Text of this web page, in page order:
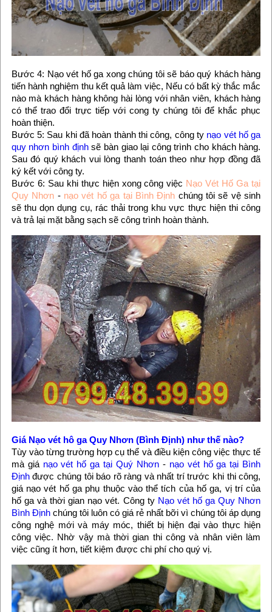
Bước 4: Nạo vét hố ga xong chúng tôi sẽ báo quý khách hàng
tiến hành nghiệm thu kết quả làm việc, Nếu có bất kỳ thắc mắc
nào mà khách hàng không hài lòng với nhân viên, khách hàng
có thể trao đổi trực tiếp với cong ty chúng tôi để khắc phục
hoàn thiện.
Bước 5: Sau khi đã hoàn thành thi công, công ty nạo vét hố ga
quy nhơn bình địnhsẽ bàn giao lại công trình cho khách hàng.
Sau đó quý khách vui lòng thanh toán theo như hợp đồng đã
ký kết với công ty.
Bước 6: Sau khi thực hiện xong công việc Nạo Vét Hố Ga tại
Quy Nhơn - nạo vét hố ga tại Bình Định chúng tôi sẽ vệ sinh
sẽ thu dọn dụng cụ, rác thải trong khu vực thực hiện thi công
và trả lại mặt bằng sạch sẽ công trình hoàn thành.
Giá Nạo vét hô ga Quy Nhơn (Bình Định) như thế nào?
Tùy vào từng trường hợp cụ thể và điều kiện công việc thực tế
mà giá nạo vét hố ga tại Quý Nhơn- nạo vét hố ga tại Bình
Địnhđược chúng tôi báo rõ ràng và nhất trí trước khi thi công,
giá nạo vét hố ga phụ thuộc vào thể tích của hố ga, vị trí của
hố ga và thời gian nạo vét. Công ty Nạo vét hố ga Quy Nhơn
Bình Địnhchúng tôi luôn có giá rẻ nhất bỡi vì chúng tôi áp dụng
công nghệ mới và máy móc, thiết bị hiện đại vào thực hiện
công việc. Nhờ vậy mà thời gian thi công và nhân viên làm
việc cũng ít hơn, tiết kiệm được chi phí cho quý vị.